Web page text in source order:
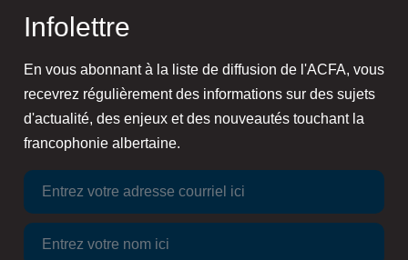
Infolettre
En vous abonnant à la liste de diffusion de l'ACFA, vous
recevrez régulièrement des informations sur des sujets
d'actualité, des enjeux et des nouveautés touchant la
francophonie albertaine.